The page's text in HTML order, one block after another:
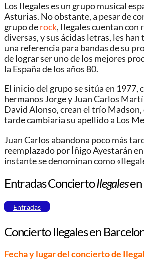
Los Ilegales es un grupo musical
Asturias.​ No obstante, a pesar de
grupo derock, Ilegales cuentan con
diversas, y sus ácidas letras, les
una referencia para bandas de su
de lograr ser uno de los mejores
la España de los años 80.
El inicio del grupo se sitúa en 1977,
hermanos Jorge y Juan Carlos
David Alonso, crean el trío Madson,
tarde cambiaría su apellido a Los
Juan Carlos abandona poco más
reemplazado por Íñigo Ayestarán en
instante se denominan como
Entradas ConciertoIlegales
Entradas
Concierto Ilegales en
Fecha y lugar del concierto de